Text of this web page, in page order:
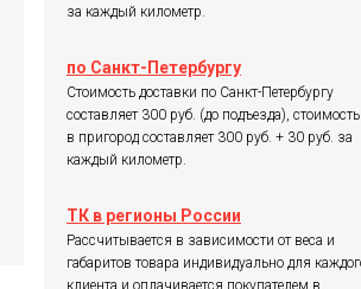
за каждый километр.
по Санкт-Петербургу
Стоимость доставки по Санкт-Петербургу
составляет 300 руб. (до подъезда), стоимость
в пригород составляет 300 руб. + 30 руб. за
каждый километр.
ТК в регионы России
Рассчитывается в зависимости от веса и
габаритов товара индивидуально для
клиента и оплачивается покупателем в